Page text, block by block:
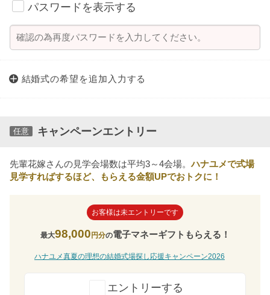
パスワードを表示する
結婚式の希望を追加入力する
任意 キャンペーンエントリー
先輩花嫁さんの見学会場数は平均3～4会場。ハナユメで式場
見学すればするほど、もらえる金額UPでおトクに！
お客様は未エントリーです
最大98,000円分の電子マネーギフトもらえる！
ハナユメ真夏の理想の結婚式場探し応援キャンペーン2026
エントリーする